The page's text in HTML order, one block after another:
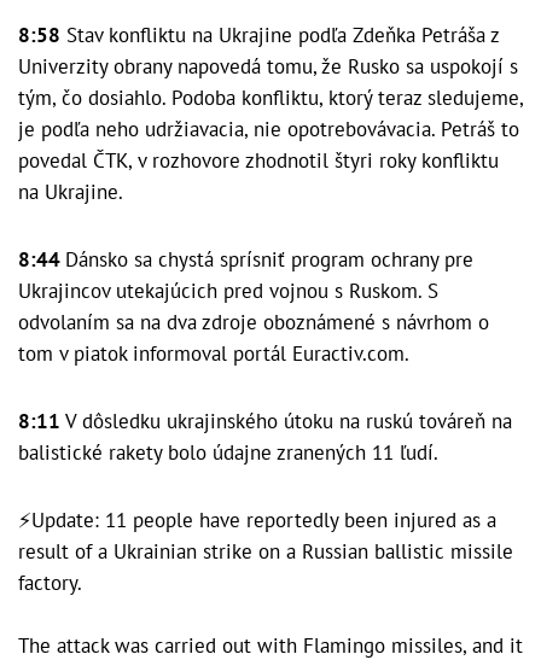
8:58 Stav konfliktu na Ukrajine podľa Zdeňka Petráša z
Univerzity obrany napovedá tomu, že Rusko sa uspokojí s
tým, čo dosiahlo. Podoba konfliktu, ktorý teraz sledujeme,
je podľa neho udržiavacia, nie opotrebovávacia. Petráš to
povedal ČTK, v rozhovore zhodnotil štyri roky konfliktu
na Ukrajine.
8:44 Dánsko sa chystá sprísniť program ochrany pre
Ukrajincov utekajúcich pred vojnou s Ruskom. S
odvolaním sa na dva zdroje oboznámené s návrhom o
tom v piatok informoval portál Euractiv.com.
8:11 V dôsledku ukrajinského útoku na ruskú továreň na
balistické rakety bolo údajne zranených 11 ľudí.
⚡️Update: 11 people have reportedly been injured as a
result of a Ukrainian strike on a Russian ballistic missile
factory.
The attack was carried out with Flamingo missiles, and it